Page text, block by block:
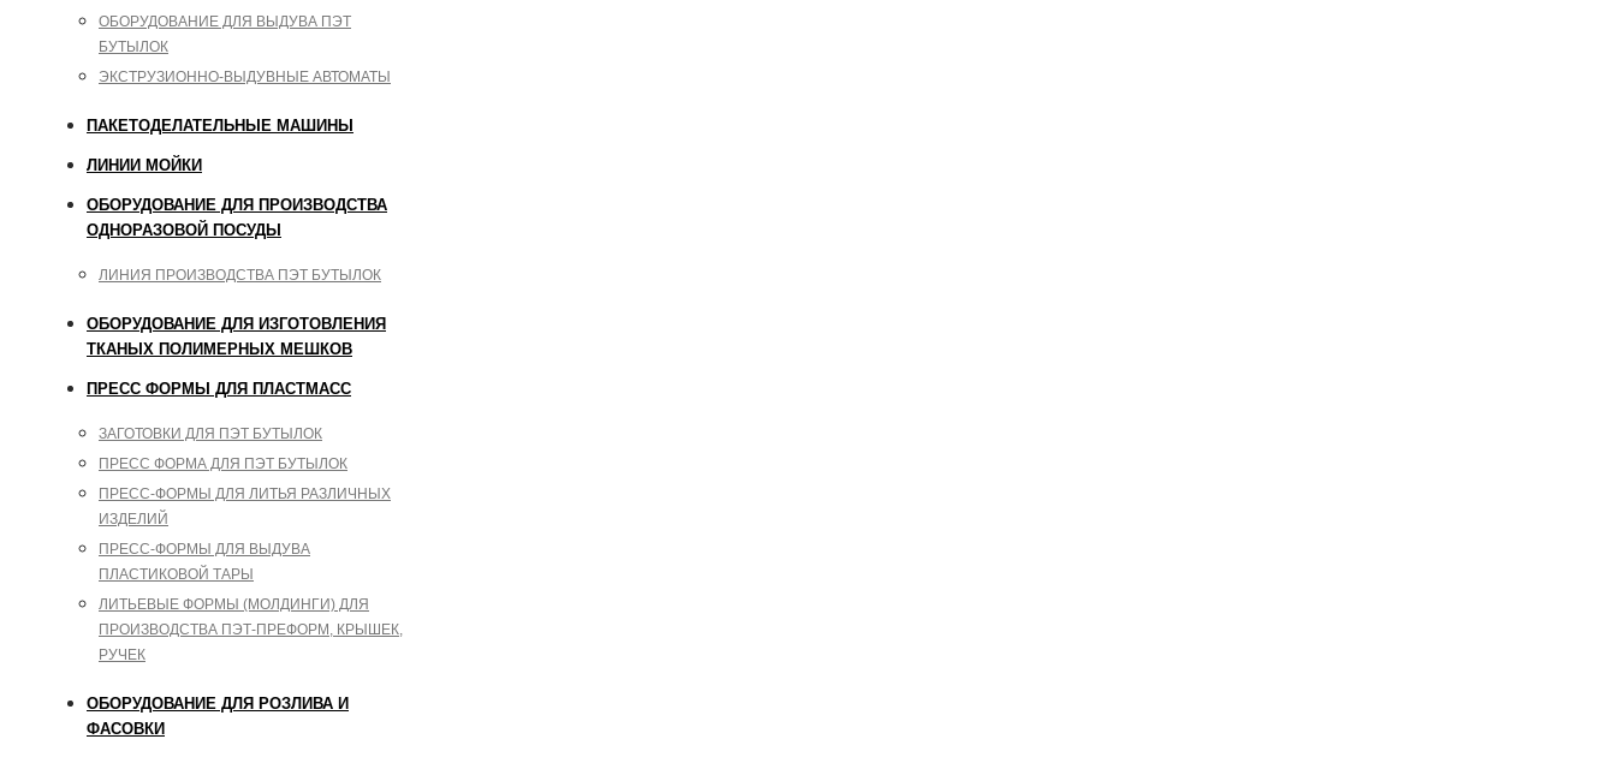
ОБОРУДОВАНИЕ ДЛЯ ВЫДУВА ПЭТ
БУТЫЛОК
ЭКСТРУЗИОННО-ВЫДУВНЫЕ АВТОМАТЫ
ПАКЕТОДЕЛАТЕЛЬНЫЕ МАШИНЫ
ЛИНИИ МОЙКИ
ОБОРУДОВАНИЕ ДЛЯ ПРОИЗВОДСТВА
ОДНОРАЗОВОЙ ПОСУДЫ
ЛИНИЯ ПРОИЗВОДСТВА ПЭТ БУТЫЛОК
ОБОРУДОВАНИЕ ДЛЯ ИЗГОТОВЛЕНИЯ
ТКАНЫХ ПОЛИМЕРНЫХ МЕШКОВ
ПРЕСС ФОРМЫ ДЛЯ ПЛАСТМАСС
ЗАГОТОВКИ ДЛЯ ПЭТ БУТЫЛОК
ПРЕСС ФОРМА ДЛЯ ПЭТ БУТЫЛОК
ПРЕСС-ФОРМЫ ДЛЯ ЛИТЬЯ РАЗЛИЧНЫХ
ИЗДЕЛИЙ
ПРЕСС-ФОРМЫ ДЛЯ ВЫДУВА
ПЛАСТИКОВОЙ ТАРЫ
ЛИТЬЕВЫЕ ФОРМЫ (МОЛДИНГИ) ДЛЯ
ПРОИЗВОДСТВА ПЭТ-ПРЕФОРМ, КРЫШЕК,
РУЧЕК
ОБОРУДОВАНИЕ ДЛЯ РОЗЛИВА И
ФАСОВКИ